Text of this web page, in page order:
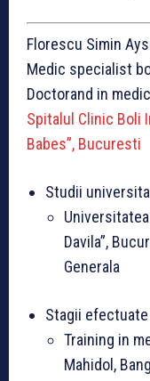
Florescu Simin
Medic specialist
Doctorand in
Spitalul Clinic Boli
Babes”, Bucuresti
Studii
Davila”,
Generala
Stagii efectuate
Training in
Mahidol,